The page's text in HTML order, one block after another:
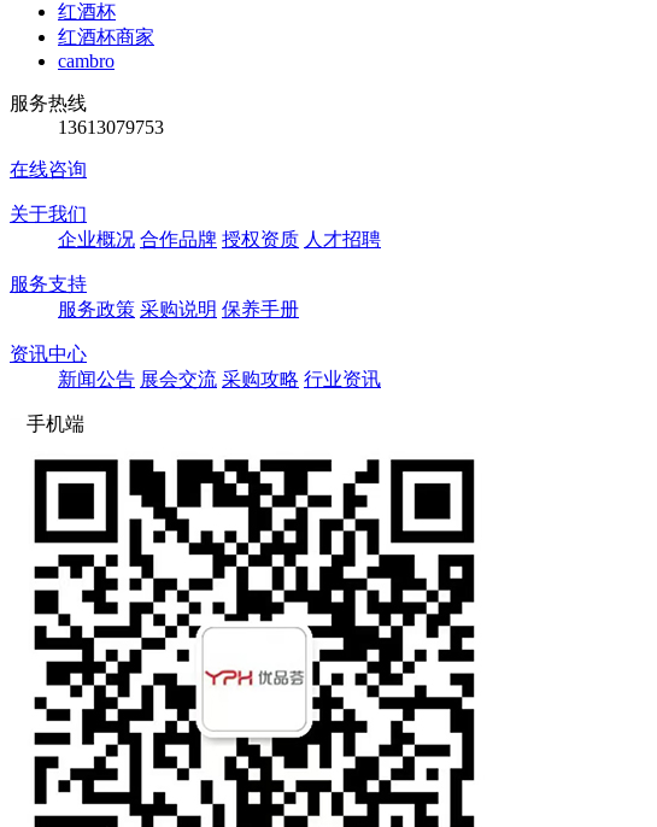
红酒杯
红酒杯商家
cambro
服务热线
13613079753
在线咨询
关于我们
企业概况 合作品牌 授权资质 人才招聘
服务支持
服务政策 采购说明 保养手册
资讯中心
新闻公告 展会交流 采购攻略 行业资讯
手机端